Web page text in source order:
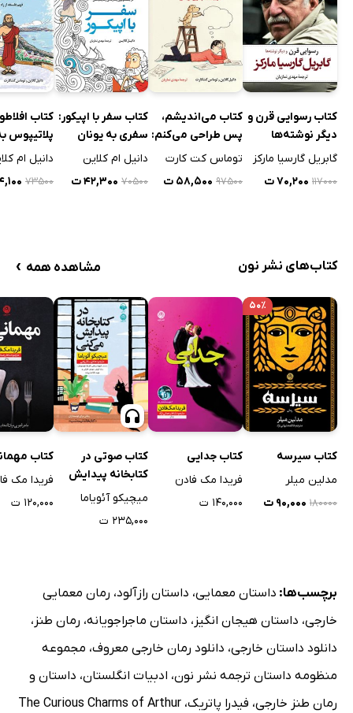
کتاب رسوایی قرن و
دیگر نوشته‌ها
گابریل گارسیا مارکز
۱۱۷۰۰۰ ۷۰,۲۰۰ ت
کتاب می‌اندیشم،
پس طراحی می‌کنم:
فهم فلسفه از طریق
توماس کت کارت
۹۷۵۰۰ ۵۸,۵۰۰ ت
کتاب سفر با اپیکور:
سفری به یونان
باستان در جستجوی
بخش
دانیل ام کلاین
۷۰۵۰۰ ۴۲,۳۰۰ ت
کتاب
پلاتیپوس
می‌‌روند
دانیل ام
۷۳۵۰۰
کتاب‌های نشر نون مشاهده همه ›
۵۰٪
کتاب سیرسه
مدلین میلر
۱۸۰۰۰۰ ۹۰,۰۰۰ ت
کتاب جدایی
فریدا مک فادن
۱۴۰,۰۰۰ ت
کتاب صوتی در
کتابخانه پیدایش
می‌کنی
میچیکو آئویاما
۲۳۵,۰۰۰ ت
کتاب
فریدا مک
۱۲۰,۰۰۰ ت
برچسب‌ها: داستان معمایی، داستان رازآلود، رمان معمایی
خارجی، داستان هیجان انگیز ، داستان ماجراجویانه، رمان طنز ،
دانلود داستان خارجی، دانلود رمان خارجی معروف، مجموعه
منظومه داستان ترجمه نشر نون، ادبیات انگلستان، داستان و
رمان طنز خارجی، فیدرا پاتریک، The Curious Charms of Arthur